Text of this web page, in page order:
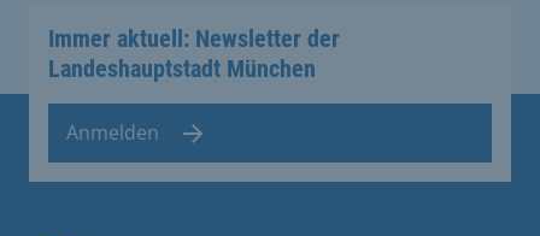
Immer aktuell: Newsletter der
Landeshauptstadt München
Anmelden